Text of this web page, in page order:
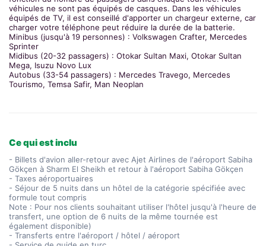
véhicules ne sont pas équipés de casques. Dans les véhicules
équipés de TV, il est conseillé d'apporter un chargeur externe, car
charger votre téléphone peut réduire la durée de la batterie.
Minibus (jusqu'à 19 personnes) : Volkswagen Crafter, Mercedes
Sprinter
Midibus (20-32 passagers) : Otokar Sultan Maxi, Otokar Sultan
Mega, Isuzu Novo Lux
Autobus (33-54 passagers) : Mercedes Travego, Mercedes
Tourismo, Temsa Safir, Man Neoplan
Ce qui est inclu
- Billets d'avion aller-retour avec Ajet Airlines de l'aéroport Sabiha
Gökçen à Sharm El Sheikh et retour à l'aéroport Sabiha Gökçen
- Taxes aéroportuaires
- Séjour de 5 nuits dans un hôtel de la catégorie spécifiée avec
formule tout compris
Note : Pour nos clients souhaitant utiliser l'hôtel jusqu'à l'heure de
transfert, une option de 6 nuits de la même tournée est
également disponible)
- Transferts entre l'aéroport / hôtel / aéroport